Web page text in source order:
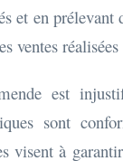
et en prélevant
ventes
est
sont
visent à